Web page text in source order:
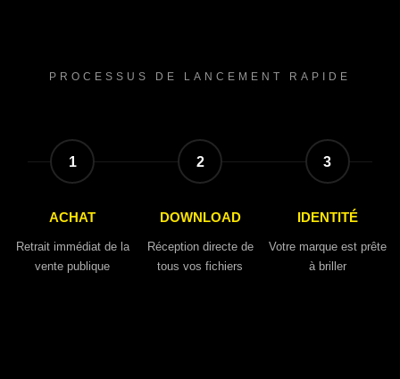
PROCESSUS DE LANCEMENT RAPIDE
1
ACHAT
Retrait immédiat de la
vente publique
2
DOWNLOAD
Réception directe de
tous vos fichiers
3
IDENTITÉ
Votre marque est prête
à briller